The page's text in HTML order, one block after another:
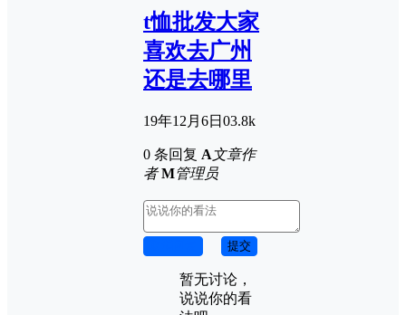
t恤批发大家
喜欢去广州
还是去哪里
19年12月6日 03.8k
0 条回复 A文章作
者 M管理员
提交
暂无讨论，
说说你的看